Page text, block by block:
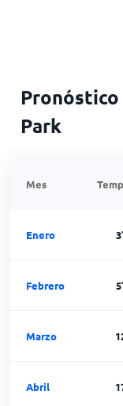
Park
Mes
Enero 3
Febrero 5
Marzo
Abril